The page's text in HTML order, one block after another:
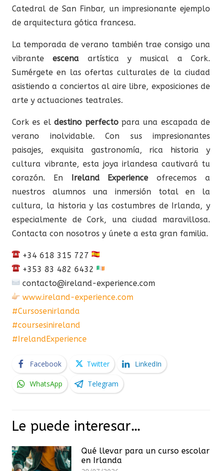
Catedral de San Finbar, un impresionante ejemplo
de arquitectura gótica francesa.
La temporada de verano también trae consigo una
vibranteescena artística y musical a Cork.
Sumérgete en las ofertas culturales de la ciudad
asistiendo a conciertos al aire libre, exposiciones de
arte y actuaciones teatrales.
Cork es eldestino perfectopara una escapada de
verano inolvidable. Con sus impresionantes
paisajes, exquisita gastronomía, rica historia y
cultura vibrante, esta joya irlandesa cautivará tu
corazón. En Ireland Experience ofrecemos a
nuestros alumnos una inmersión total en la
cultura, la historia y las costumbres de Irlanda, y
especialmente de Cork, una ciudad maravillosa.
Contacta con nosotros y únete a esta gran familia.
+34 618 315 727
+353 83 482 6432
contacto@ireland-experience.com
www.ireland-experience.com
#Cursosenirlanda
#coursesinireland
#IrelandExperience
Facebook Twitter LinkedIn
WhatsApp Telegram
Le puede interesar…
Qué llevar para un curso escolar
en Irlanda